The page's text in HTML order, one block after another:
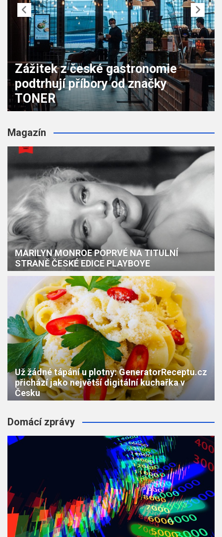
Zážitek z české gastronomie
podtrhují příbory od značky
TONER
Magazín
MARILYN MONROE POPRVÉ NA TITULNÍ
STRANĚ ČESKÉ EDICE PLAYBOYE
Už žádné tápání u plotny: GeneratorReceptu.cz
přichází jako největší digitální kuchařka v
Česku
Domácí zprávy